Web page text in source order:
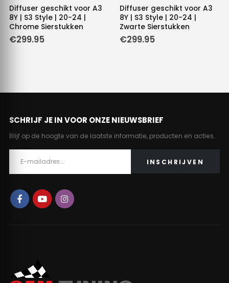
Diffuser geschikt voor A3
8Y | S3 Style | 20-24 |
Chrome Sierstukken
€299.95
Diffuser geschikt voor A3
8Y | S3 Style | 20-24 |
Zwarte Sierstukken
€299.95
SCHRIJF JE IN VOOR ONZE NIEUWSBRIEF
Blijf op de hoogte van de laatste informatie, producten en acties.